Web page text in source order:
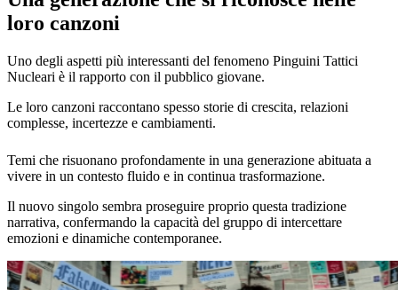
loro canzoni
Uno degli aspetti più interessanti del fenomeno Pinguini Tattici
Nucleari è il rapporto con il pubblico giovane.
Le loro canzoni raccontano spesso storie di crescita, relazioni
complesse, incertezze e cambiamenti.
Temi che risuonano profondamente in una generazione abituata a
vivere in un contesto fluido e in continua trasformazione.
Il nuovo singolo sembra proseguire proprio questa tradizione
narrativa, confermando la capacità del gruppo di intercettare
emozioni e dinamiche contemporanee.